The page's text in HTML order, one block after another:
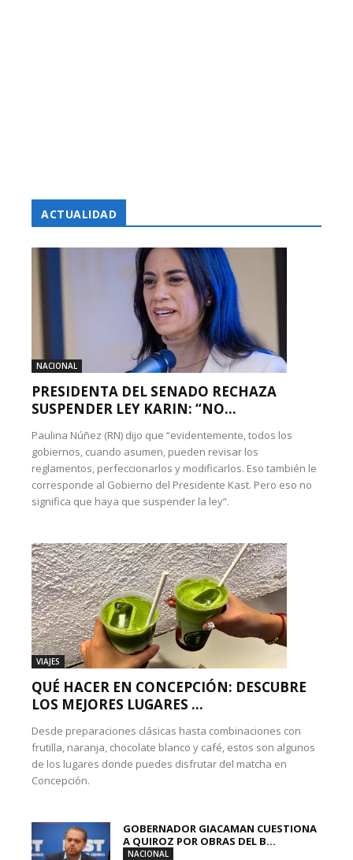
ACTUALIDAD
NACIONAL
PRESIDENTA DEL SENADO RECHAZA
SUSPENDER LEY KARIN: “NO...
Paulina Núñez (RN) dijo que “evidentemente, todos los
gobiernos, cuando asumen, pueden revisar los
reglamentos, perfeccionarlos y modificarlos. Eso también le
corresponde al Gobierno del Presidente Kast. Pero eso no
significa que haya que suspender la ley”.
VIAJES
QUÉ HACER EN CONCEPCIÓN: DESCUBRE
LOS MEJORES LUGARES ...
Desde preparaciones clásicas hasta combinaciones con
frutilla, naranja, chocolate blanco y café, estos son algunos
de los lugares donde puedes disfrutar del matcha en
Concepción.
GOBERNADOR GIACAMAN CUESTIONA
A QUIROZ POR OBRAS DEL B...
NACIONAL